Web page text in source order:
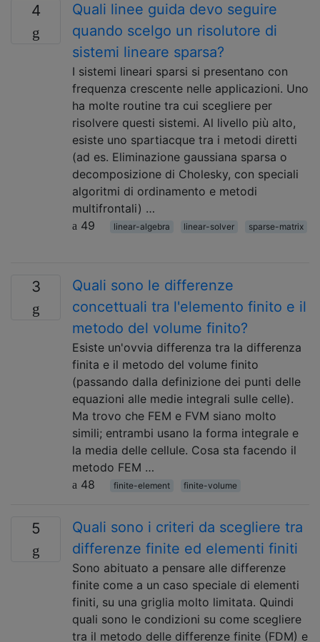
4
Quali linee guida devo seguire
quando scelgo un risolutore di
sistemi lineare sparsa?
I sistemi lineari sparsi si presentano con
frequenza crescente nelle applicazioni. Uno
ha molte routine tra cui scegliere per
risolvere questi sistemi. Al livello più alto,
esiste uno spartiacque tra i metodi diretti
(ad es. Eliminazione gaussiana sparsa o
decomposizione di Cholesky, con speciali
algoritmi di ordinamento e metodi
multifrontali) …
49
linear-algebra linear-solver sparse-matrix
3
Quali sono le differenze
concettuali tra l'elemento finito e il
metodo del volume finito?
Esiste un'ovvia differenza tra la differenza
finita e il metodo del volume finito
(passando dalla definizione dei punti delle
equazioni alle medie integrali sulle celle).
Ma trovo che FEM e FVM siano molto
simili; entrambi usano la forma integrale e
la media delle cellule. Cosa sta facendo il
metodo FEM …
48
finite-element finite-volume
5
Quali sono i criteri da scegliere tra
differenze finite ed elementi finiti
Sono abituato a pensare alle differenze
finite come a un caso speciale di elementi
finiti, su una griglia molto limitata. Quindi
quali sono le condizioni su come scegliere
tra il metodo delle differenze finite (FDM) e